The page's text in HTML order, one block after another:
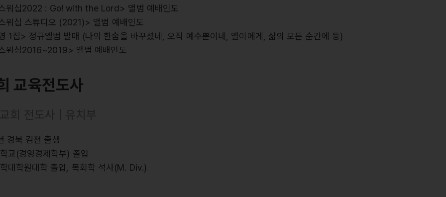
워십2022 : Go! with the Lord> 앨범 예배인도
워십 스튜디오 (2021)> 앨범 예배인도
1집> 정규앨범 발매 (나의 한숨을 바꾸셨네, 오직 예수뿐이네, 엘이에게, 삶의 모든 순간에 등)
워십2016~2019> 앨범 예배인도
하는 삶>, <주는 완전합니다>, <주 은혜임을>
교육전도사
경북 김천 출생
교(경영경제학부) 졸업
대학원대학 졸업, 목회학 석사(M. Div.)